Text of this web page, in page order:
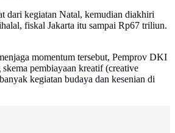
dari kegiatan Natal, kemudian diakhiri
fiskal Jakarta itu sampai Rp67 triliun.
momentum tersebut, Pemprov DKI
pembiayaan kreatif (creative
kegiatan budaya dan kesenian di